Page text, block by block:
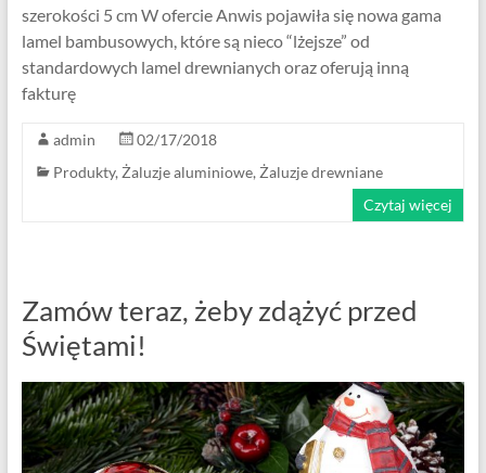
szerokości 5 cm W ofercie Anwis pojawiła się nowa gama
lamel bambusowych, które są nieco “lżejsze” od
standardowych lamel drewnianych oraz oferują inną
fakturę
admin
02/17/2018
Produkty, Żaluzje aluminiowe, Żaluzje drewniane
Czytaj więcej
Zamów teraz, żeby zdążyć przed
Świętami!